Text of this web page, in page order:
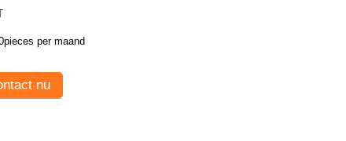
per maand
nu